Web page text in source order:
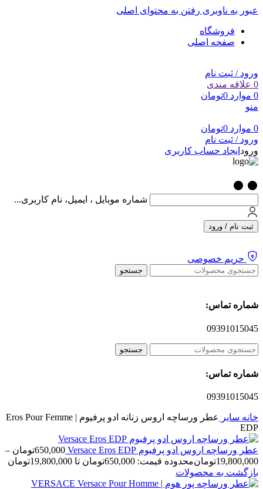
عبور به ناوبری رفتن به محتوای اصلی
فروشگاه
صفحه اصلی
ورود / ثبت نام
0 علاقه مندی
0 موارد 0تومان
منو
0 موارد 0تومان
ورود / ثبت نام
ورود ایجاد حساب کاربری
شماره موبایل ، ایمیل، نام کاربری...
ثبت نام / ورود
حریم خصوصی
جستجو
شماره تماس:
09391015045
جستجو
شماره تماس:
09391015045
خانه سایر
عطر ورساچه اروس زنانه ادو پرفیوم | Eros Pour Femme
EDP
عطر ورساچه اروس ادو پرفیوم Versace Eros EDP 650,000تومان –
19,800,000تومانمحدوده قیمت: 650,000تومان تا 19,800,000تومان
بازگشت به محصولات